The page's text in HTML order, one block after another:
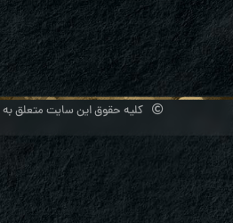
کلیه حقوق این سایت متعلق به